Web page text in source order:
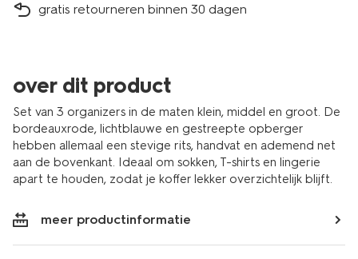
gratis retourneren binnen 30 dagen
over dit product
Set van 3 organizers in de maten klein, middel en groot. De
bordeauxrode, lichtblauwe en gestreepte opberger
hebben allemaal een stevige rits, handvat en ademend net
aan de bovenkant. Ideaal om sokken, T-shirts en lingerie
apart te houden, zodat je koffer lekker overzichtelijk blijft.
meer productinformatie